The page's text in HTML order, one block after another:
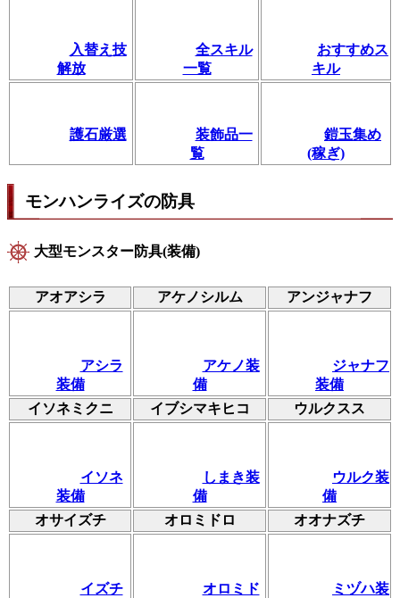
入替え技
解放
全スキル
一覧
おすすめス
キル
護石厳選
装飾品一
覧
鎧玉集め
(稼ぎ)
モンハンライズの防具
大型モンスター防具(装備)
アオアシラ アケノシルム アンジャナフ
アシラ
装備
アケノ装
備
ジャナフ
装備
イソネミクニ
イブシマキヒコ ウルクスス
イソネ
装備
しまき装
備
ウルク装
備
オサイズチ
オロミドロ オオナズチ
イズチ
オロミド
ミヅハ装